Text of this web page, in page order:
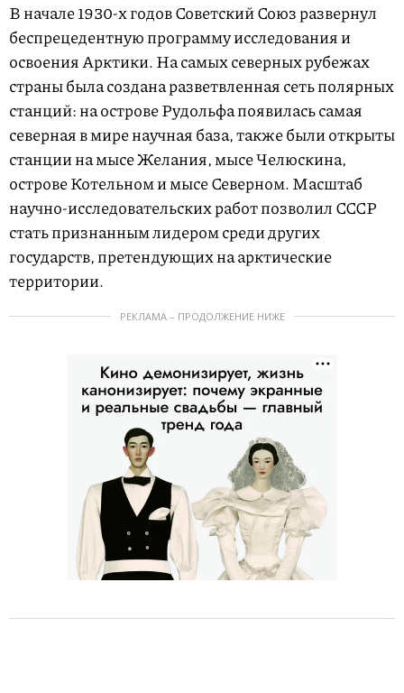
В начале 1930-х годов Советский Союз развернул
беспрецедентную программу исследования и
освоения Арктики. На самых северных рубежах
страны была создана разветвленная сеть полярных
станций: на острове Рудольфа появилась самая
северная в мире научная база, также были открыты
станции на мысе Желания, мысе Челюскина,
острове Котельном и мысе Северном. Масштаб
научно-исследовательских работ позволил СССР
стать признанным лидером среди других
государств, претендующих на арктические
территории.
РЕКЛАМА – ПРОДОЛЖЕНИЕ НИЖЕ